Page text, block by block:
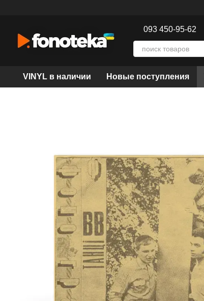
093 450-95-62
VINYL в наличии Новые поступления